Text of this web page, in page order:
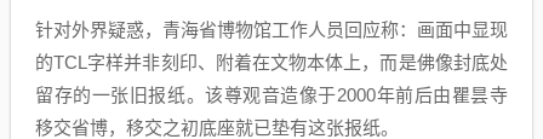
针对外界疑惑，青海省博物馆工作人员回应称：画面中显现
的TCL字样并非刻印、附着在文物本体上，而是佛像封底处
留存的一张旧报纸。该尊观音造像于2000年前后由瞿昙寺
移交省博，移交之初底座就已垫有这张报纸。